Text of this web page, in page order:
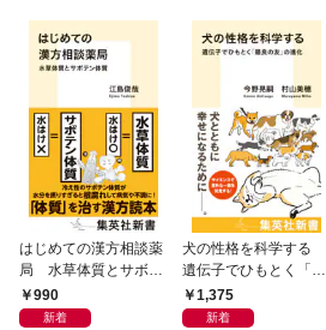
～（１）
はじめての漢方相談薬
局 水草体質とサボテ
ン体質
990
新着
犬の性格を科学する
遺伝子でひもとく「最
良の友」の進化
1,375
新着